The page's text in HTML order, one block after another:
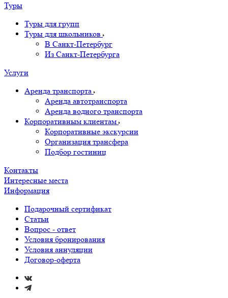
Туры
Туры для групп
Туры для школьников
В Санкт-Петербург
Из Санкт-Петербурга
Услуги
Аренда транспорта
Аренда автотранспорта
Аренда водного транспорта
Корпоративным клиентам
Корпоративные экскурсии
Организация трансфера
Подбор гостиниц
Контакты
Интересные места
Информация
Подарочный сертификат
Статьи
Вопрос - ответ
Условия бронирования
Условия аннуляции
Договор-оферта